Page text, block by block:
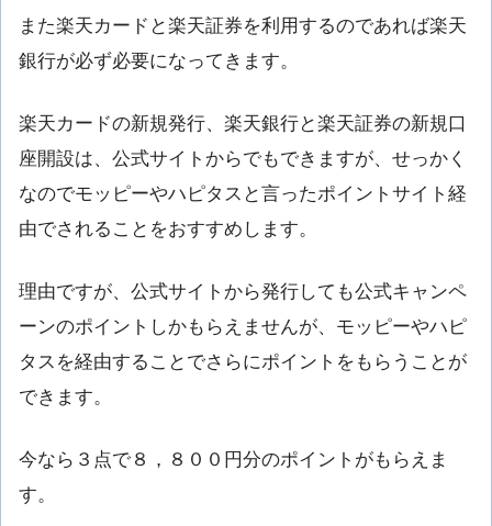
また楽天カードと楽天証券を利用するのであれば楽天
銀行が必ず必要になってきます。
楽天カードの新規発行、楽天銀行と楽天証券の新規口
座開設は、公式サイトからでもできますが、せっかく
なのでモッピーやハピタスと言ったポイントサイト経
由でされることをおすすめします。
理由ですが、公式サイトから発行しても公式キャンペ
ーンのポイントしかもらえませんが、モッピーやハピ
タスを経由することでさらにポイントをもらうことが
できます。
今なら３点で８，８００円分のポイントがもらえま
す。